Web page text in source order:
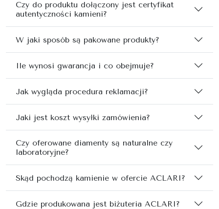
Czy do produktu dołączony jest certyfikat
autentyczności kamieni?
W jaki sposób są pakowane produkty?
Ile wynosi gwarancja i co obejmuje?
Jak wygląda procedura reklamacji?
Jaki jest koszt wysyłki zamówienia?
Czy oferowane diamenty są naturalne czy
laboratoryjne?
Skąd pochodzą kamienie w ofercie ACLARI?
Gdzie produkowana jest biżuteria ACLARI?